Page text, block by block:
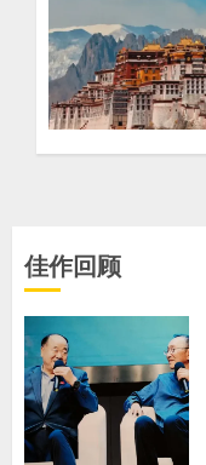
佳作回顾